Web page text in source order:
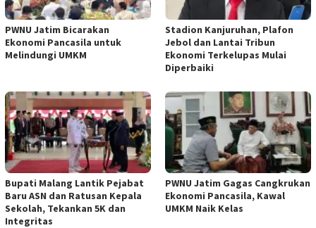
PWNU Jatim Bicarakan
Ekonomi Pancasila untuk
Melindungi UMKM
Stadion Kanjuruhan, Plafon
Jebol dan Lantai Tribun
Ekonomi Terkelupas Mulai
Diperbaiki
Bupati Malang Lantik Pejabat
Baru ASN dan Ratusan Kepala
Sekolah, Tekankan 5K dan
Integritas
PWNU Jatim Gagas Cangkrukan
Ekonomi Pancasila, Kawal
UMKM Naik Kelas